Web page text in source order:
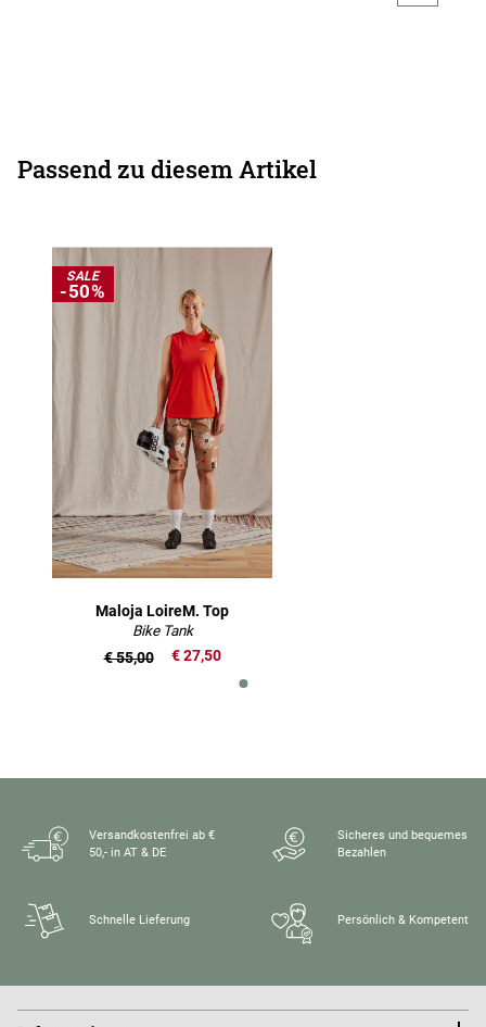
Passend zu diesem Artikel
SALE
-50%
Maloja LoireM. Top
Bike Tank
€ 27,50
€ 55,00
Versandkostenfrei ab €
50,- in AT & DE
Sicheres und bequemes
Bezahlen
Schnelle Lieferung Persönlich & Kompetent